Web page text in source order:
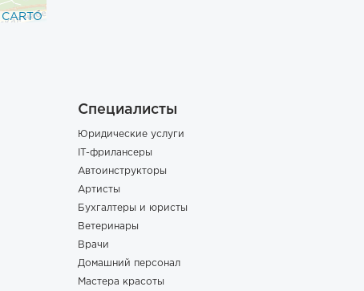
CARTO
Специалисты
Юридические услуги
IT-фрилансеры
Автоинструкторы
Артисты
Бухгалтеры и юристы
Ветеринары
Врачи
Домашний персонал
Мастера красоты